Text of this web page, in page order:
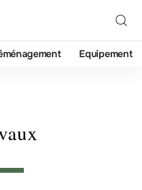
Equipement